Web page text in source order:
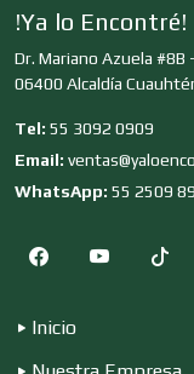
Clínicas
Clínicas y
!Ya lo Encontré!
Dr. Mariano Azuela #8B
06400 Alcaldía
Tel: 55 3092 0909
Email:
WhatsApp: 55 2509
Inicio